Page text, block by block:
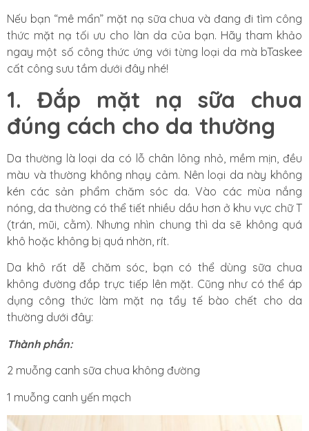
Nếu bạn “mê mẩn” mặt nạ sữa chua và đang đi tìm công
thức mặt nạ tối ưu cho làn da của bạn. Hãy tham khảo
ngay một số công thức ứng với từng loại da mà bTaskee
cất công sưu tầm dưới đây nhé!
1. Đắp mặt nạ sữa chua
đúng cách cho da thường
Da thường là loại da có lỗ chân lông nhỏ, mềm mịn, đều
màu và thường không nhạy cảm. Nên loại da này không
kén các sản phẩm chăm sóc da. Vào các mùa nắng
nóng, da thường có thể tiết nhiều dầu hơn ở khu vực chữ T
(trán, mũi, cằm). Nhưng nhìn chung thì da sẽ không quá
khô hoặc không bị quá nhờn, rít.
Da khô rất dễ chăm sóc, bạn có thể dùng sữa chua
không đường đắp trực tiếp lên mặt. Cũng như có thể áp
dụng công thức làm mặt nạ tẩy tế bào chết cho da
thường dưới đây:
Thành phần:
2 muỗng canh sữa chua không đường
1 muỗng canh yến mạch